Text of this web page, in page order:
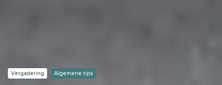
Vergadering Algemene tips